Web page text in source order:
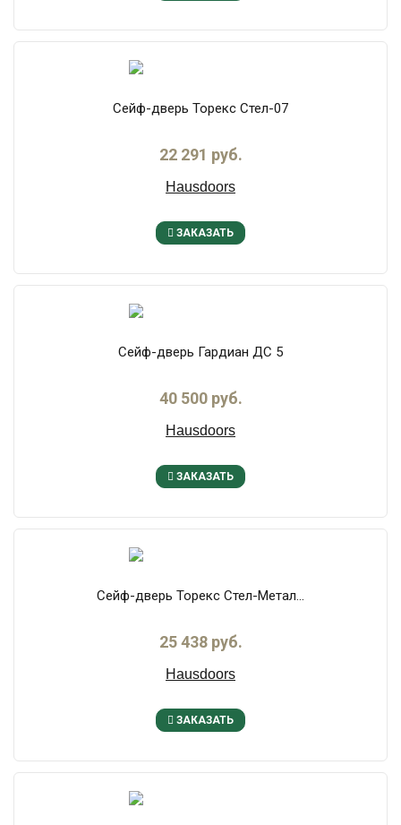
Сейф-дверь Торекс Стел-07
22 291 руб.
Hausdoors
ЗАКАЗАТЬ
Сейф-дверь Гардиан ДС 5
40 500 руб.
Hausdoors
ЗАКАЗАТЬ
Сейф-дверь Торекс Стел-Метал...
25 438 руб.
Hausdoors
ЗАКАЗАТЬ